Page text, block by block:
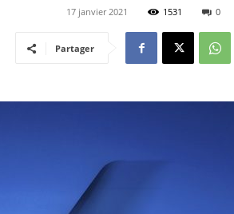
17 janvier 2021 1531 0
Partager